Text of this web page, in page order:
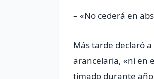
– «No cederá en
Más tarde declaró
arancelaria, «ni en
timado durante